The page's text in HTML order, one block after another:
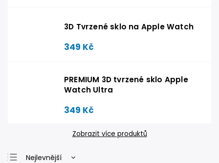
3D Tvrzené sklo na Apple Watch
349 Kč
PREMIUM 3D tvrzené sklo Apple
Watch Ultra
349 Kč
Zobrazit více produktů
Nejlevnější